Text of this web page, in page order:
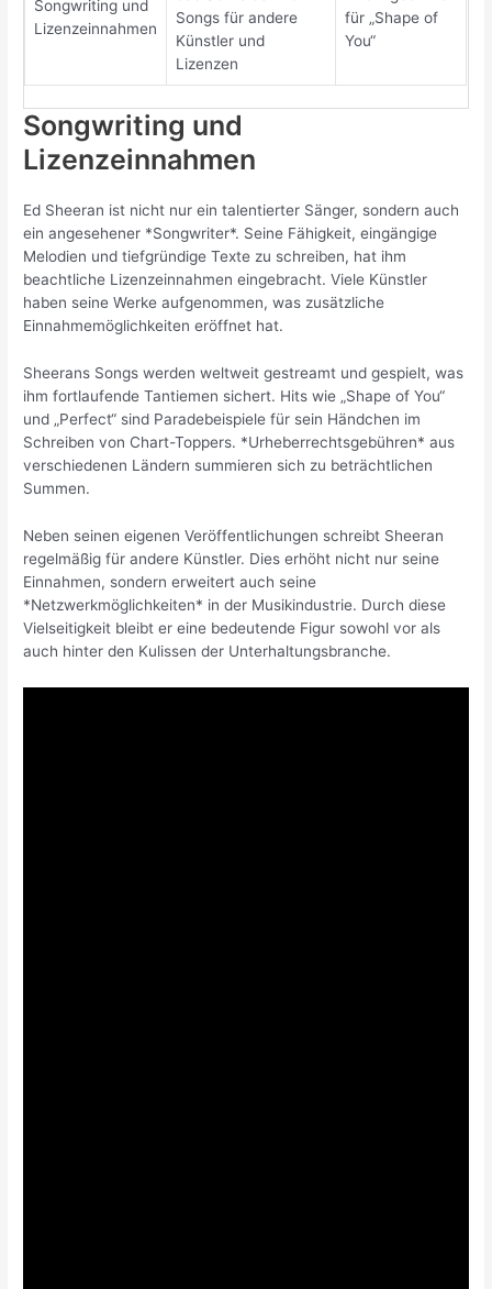
Songwriting und
Lizenzeinnahmen
Songs für andere
Künstler und
Lizenzen
für „Shape of
You“
Songwriting und
Lizenzeinnahmen
Ed Sheeran ist nicht nur ein talentierter Sänger, sondern auch
ein angesehener *Songwriter*. Seine Fähigkeit, eingängige
Melodien und tiefgründige Texte zu schreiben, hat ihm
beachtliche Lizenzeinnahmen eingebracht. Viele Künstler
haben seine Werke aufgenommen, was zusätzliche
Einnahmemöglichkeiten eröffnet hat.
Sheerans Songs werden weltweit gestreamt und gespielt, was
ihm fortlaufende Tantiemen sichert. Hits wie „Shape of You“
und „Perfect“ sind Paradebeispiele für sein Händchen im
Schreiben von Chart-Toppers. *Urheberrechtsgebühren* aus
verschiedenen Ländern summieren sich zu beträchtlichen
Summen.
Neben seinen eigenen Veröffentlichungen schreibt Sheeran
regelmäßig für andere Künstler. Dies erhöht nicht nur seine
Einnahmen, sondern erweitert auch seine
*Netzwerkmöglichkeiten* in der Musikindustrie. Durch diese
Vielseitigkeit bleibt er eine bedeutende Figur sowohl vor als
auch hinter den Kulissen der Unterhaltungsbranche.